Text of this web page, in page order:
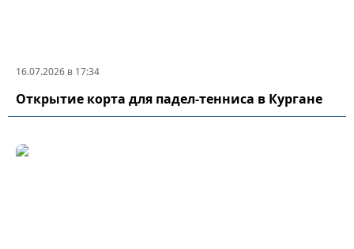
16.07.2026 в 17:34
Открытие корта для падел-тенниса в Кургане